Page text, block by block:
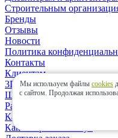
Строительным
Бренды
Отзывы
Новости
Политика
Контакты
Клиентам
3D-дизайн
Шоу-рум
Расчет материалов
Как сделать заказ?
Как выбрать плитку?
Мы используем файлы cookies
с сайтом. Продолжая